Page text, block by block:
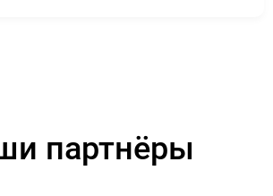
партнёры